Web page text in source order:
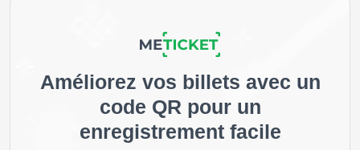
Améliorez vos billets avec un
code QR pour un
enregistrement facile